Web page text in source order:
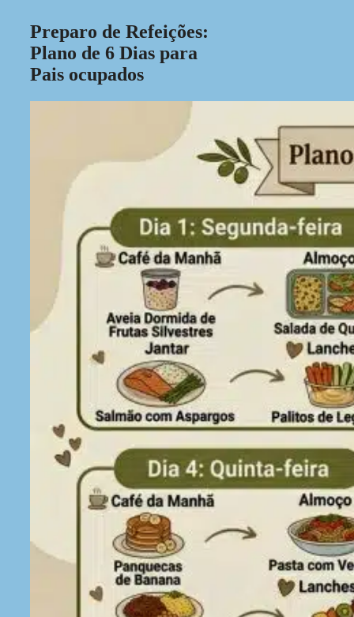
Preparo de Refeições:
Plano de 6 Dias para
Pais ocupados